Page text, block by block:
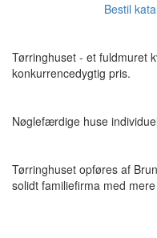
Bestil
Tørringhuset - et fuldmuret
konkurrencedygtig pris.
Nøglefærdige huse
Tørringhuset opføres af
solidt familiefirma med